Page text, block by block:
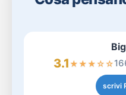
3.1★★★☆☆
scrivi